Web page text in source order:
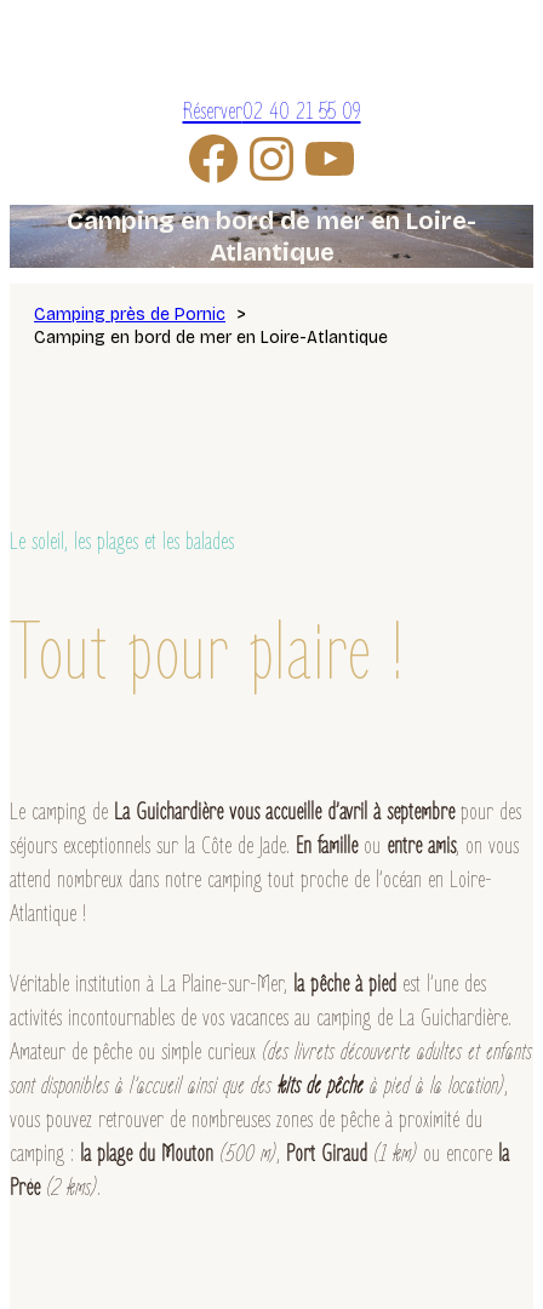
Réserver02 40 21 55 09
Camping en bord de mer en Loire-
Atlantique
Camping près de Pornic
Camping en bord de mer en Loire-Atlantique
Le soleil, les plages et les balades
Tout pour plaire !
Le camping de La Guichardière vous accueille d’avril à septembrepour des
séjours exceptionnels sur la Côte de Jade. En famille ou entre amis, on vous
attend nombreux dans notre camping tout proche de l’océan en Loire-
Atlantique !
Véritable institution à La Plaine-sur-Mer, la pêche à pied est l’une des
activités incontournables de vos vacances au camping de La Guichardière.
Amateur de pêche ou simple curieux (des livrets découverte adultes et enfants
sont disponibles à l’accueil ainsi que deskits de pêche à pied à la location),
vous pouvez retrouver de nombreuses zones de pêche à proximité du
camping : la plage du Mouton (500 m), Port Giraud (1 km) ou encore la
Prée (2 kms).